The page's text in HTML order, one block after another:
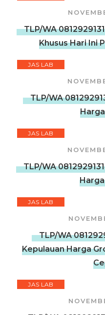
TLP/WA
Khusus Hari Ini
JAS LAB
TLP/WA
JAS LAB
TLP/WA
JAS LAB
TLP/WA
Kepulauan Harga
JAS LAB